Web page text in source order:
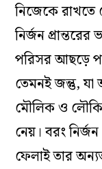
নিজেকে রাখতে
নির্জন
পরিসর আছড়ে
তেমনই জন্তু,
মৌলিক ও
নেয়। বরং
ফেলাই তার